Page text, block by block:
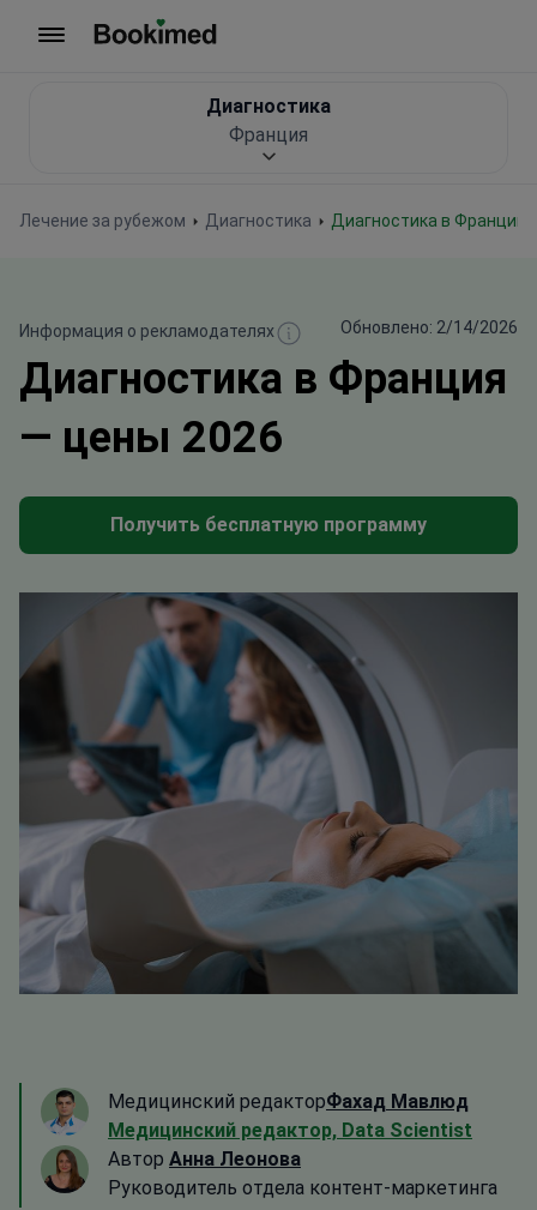
Лечение за рубежом Диагностика Диагностика в Франции
Диагностика
Франция
Информация о рекламодателях Обновлено: 2/14/2026
Диагностика в Франция
— цены 2026
Получить бесплатную программу
Медицинский редакторФахад Мавлюд
Медицинский редактор, Data Scientist
Автор Анна Леонова
Руководитель отдела контент-маркетинга